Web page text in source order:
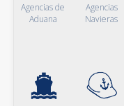
Agencias de
Aduana
Agencias
Navieras